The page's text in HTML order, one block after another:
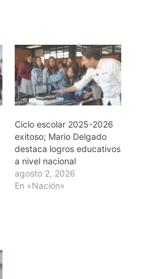
Ciclo escolar 2025-2026
exitoso; Mario Delgado
destaca logros educativos
a nivel nacional
agosto 2, 2026
En «Nación»